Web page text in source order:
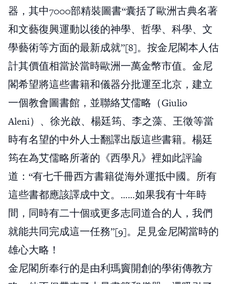
器，其中7000部精裝圖書“囊括了歐洲古典名著
和文藝復興運動以後的神學、哲學、科學、文
學藝術等方面的最新成就”[8]。按金尼閣本人估
計其價值相當於當時歐洲一萬金幣市值。金尼
閣希望將這些書籍和儀器分批運至北京，建立
一個教會圖書館，並聯絡艾儒略（Giulio
Aleni）、徐光啟、楊廷筠、李之藻、王徵等當
時有名望的中外人士翻譯出版這些書籍。楊廷
筠在為艾儒略所著的《西學凡》裡如此評論
道：“有七千冊西方書籍從海外運抵中國。所有
這些書都應該譯成中文。……如果我有十年時
間，同時有二十個或更多志同道合的人，我們
就能共同完成這一任務”[9]。足見金尼閣當時的
雄心大略！
金尼閣所奉行的是由利瑪竇開創的學術傳教方